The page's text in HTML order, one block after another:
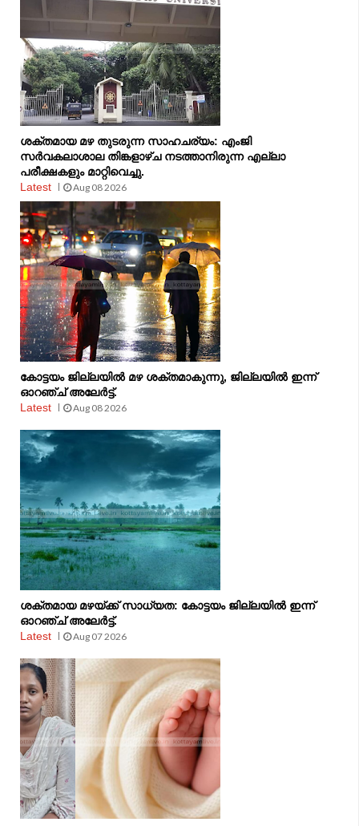
ശക്തമായ മഴ തുടരുന്ന സാഹചര്യം: എംജി
സർവകലാശാല തിങ്കളാഴ്ച നടത്താനിരുന്ന എല്ലാ
പരീക്ഷകളും മാറ്റിവെച്ചു.
Latest
Aug 08 2026
കോട്ടയം ജില്ലയിൽ മഴ ശക്തമാകുന്നു, ജില്ലയിൽ ഇന്ന്
ഓറഞ്ച് അലേർട്ട്.
Latest
Aug 08 2026
ശക്തമായ മഴയ്ക്ക് സാധ്യത: കോട്ടയം ജില്ലയിൽ ഇന്ന്
ഓറഞ്ച് അലേർട്ട്.
Latest
Aug 07 2026